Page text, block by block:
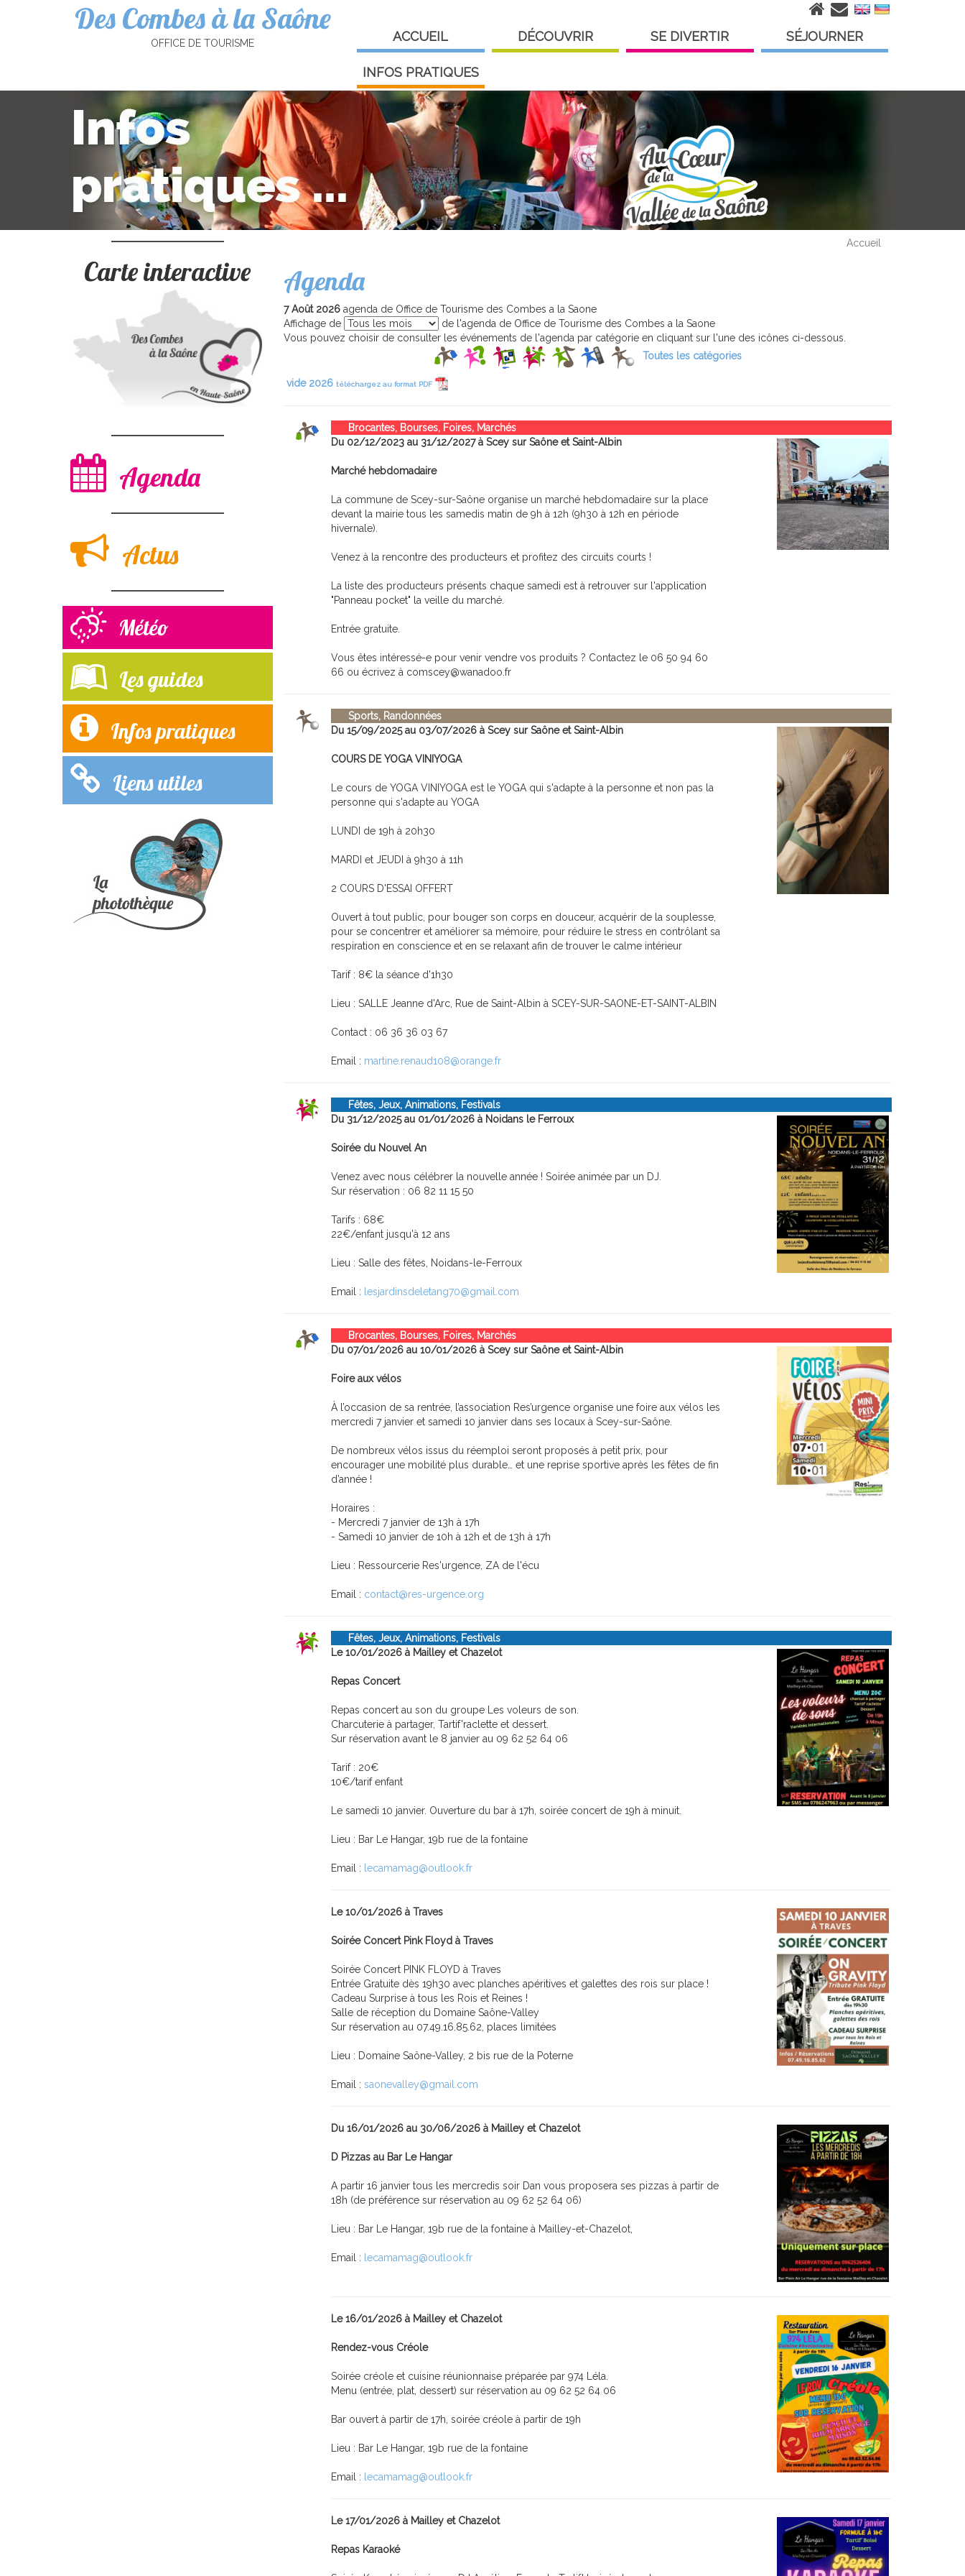
Des Combes à la Saône
OFFICE DE TOURISME ACCUEIL DÉCOUVRIR SE DIVERTIR SÉJOURNER
INFOS PRATIQUES
Accueil
Agenda
7 Août 2026agenda de Office de Tourisme des Combes a la Saone
Affichage de
de l'agenda de Office de Tourisme des Combes a la Saone
Vous pouvez choisir de consulter les événements de l'agenda par catégorie en cliquant sur l'une des icônes ci-dessous.
Toutes les catégories
vide 2026 téléchargez au format PDF
Brocantes, Bourses, Foires, Marchés
Du 02/12/2023 au 31/12/2027 à Scey sur Saône et Saint-Albin
Marché hebdomadaire
La commune de Scey-sur-Saône organise un marché hebdomadaire sur la place
devant la mairie tous les samedis matin de 9h à 12h (9h30 à 12h en période
hivernale).
Venez à la rencontre des producteurs et profitez des circuits courts !
La liste des producteurs présents chaque samedi est à retrouver sur l'application
"Panneau pocket" la veille du marché.
Entrée gratuite.
Vous êtes intéressé-e pour venir vendre vos produits ? Contactez le 06 50 94 60
66 ou écrivez à comscey@wanadoo.fr
Sports, Randonnées
Du 15/09/2025 au 03/07/2026 à Scey sur Saône et Saint-Albin
COURS DE YOGA VINIYOGA
Le cours de YOGA VINIYOGA est le YOGA qui s'adapte à la personne et non pas la
personne qui s'adapte au YOGA
LUNDI de 19h à 20h30
MARDI et JEUDI à 9h30 à 11h
2 COURS D'ESSAI OFFERT
Ouvert à tout public, pour bouger son corps en douceur, acquérir de la souplesse,
pour se concentrer et améliorer sa mémoire, pour réduire le stress en contrôlant sa
respiration en conscience et en se relaxant afin de trouver le calme intérieur
Tarif : 8€ la séance d'1h30
Lieu : SALLE Jeanne d'Arc, Rue de Saint-Albin à SCEY-SUR-SAONE-ET-SAINT-ALBIN
Contact : 06 36 36 03 67
Email : martine.renaud108@orange.fr
Fêtes, Jeux, Animations, Festivals
Du 31/12/2025 au 01/01/2026 à Noidans le Ferroux
Soirée du Nouvel An
Venez avec nous célébrer la nouvelle année ! Soirée animée par un DJ.
Sur réservation : 06 82 11 15 50
Tarifs : 68€
22€/enfant jusqu'à 12 ans
Lieu : Salle des fêtes, Noidans-le-Ferroux
Email : lesjardinsdeletang70@gmail.com
Brocantes, Bourses, Foires, Marchés
Du 07/01/2026 au 10/01/2026 à Scey sur Saône et Saint-Albin
Foire aux vélos
À l’occasion de sa rentrée, l’association Res’urgence organise une foire aux vélos les
mercredi 7 janvier et samedi 10 janvier dans ses locaux à Scey-sur-Saône.
De nombreux vélos issus du réemploi seront proposés à petit prix, pour
encourager une mobilité plus durable… et une reprise sportive après les fêtes de fin
d’année !
Horaires :
- Mercredi 7 janvier de 13h à 17h
- Samedi 10 janvier de 10h à 12h et de 13h à 17h
Lieu : Ressourcerie Res'urgence, ZA de l'écu
Email : contact@res-urgence.org
Fêtes, Jeux, Animations, Festivals
Le 10/01/2026 à Mailley et Chazelot
Repas Concert
Repas concert au son du groupe Les voleurs de son.
Charcuterie à partager, Tartif'raclette et dessert.
Sur réservation avant le 8 janvier au 09 62 52 64 06
Tarif : 20€
10€/tarif enfant
Le samedi 10 janvier. Ouverture du bar à 17h, soirée concert de 19h à minuit.
Lieu : Bar Le Hangar, 19b rue de la fontaine
Email : lecamamag@outlook.fr
Le 10/01/2026 à Traves
Soirée Concert Pink Floyd à Traves
Soirée Concert PINK FLOYD à Traves
Entrée Gratuite dès 19h30 avec planches apéritives et galettes des rois sur place !
Cadeau Surprise à tous les Rois et Reines !
Salle de réception du Domaine Saône-Valley
Sur réservation au 07.49.16.85.62, places limitées
Lieu : Domaine Saône-Valley, 2 bis rue de la Poterne
Email : saonevalley@gmail.com
Du 16/01/2026 au 30/06/2026 à Mailley et Chazelot
D Pizzas au Bar Le Hangar
A partir 16 janvier tous les mercredis soir Dan vous proposera ses pizzas à partir de
18h (de préférence sur réservation au 09 62 52 64 06)
Lieu : Bar Le Hangar, 19b rue de la fontaine à Mailley-et-Chazelot,
Email : lecamamag@outlook.fr
Le 16/01/2026 à Mailley et Chazelot
Rendez-vous Créole
Soirée créole et cuisine réunionnaise préparée par 974 Léla.
Menu (entrée, plat, dessert) sur réservation au 09 62 52 64 06
Bar ouvert à partir de 17h, soirée créole à partir de 19h
Lieu : Bar Le Hangar, 19b rue de la fontaine
Email : lecamamag@outlook.fr
Le 17/01/2026 à Mailley et Chazelot
Repas Karaoké
Carte interactive
Agenda
Actus
Météo
Les guides
Infos pratiques
Liens utiles
Cookies management panel